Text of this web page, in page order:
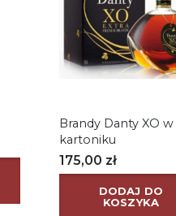
Brandy Danty XO w
kartoniku
175,00 zł
DODAJ DO
KOSZYKA